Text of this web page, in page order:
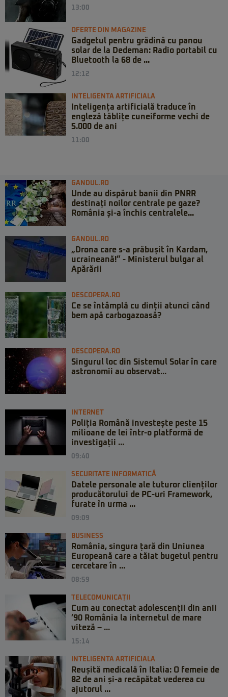
13:00
OFERTE DIN MAGAZINE
Gadgetul pentru grădină cu panou
solar de la Dedeman: Radio portabil cu
Bluetooth la 68 de ...
12:12
INTELIGENTA ARTIFICIALA
Inteligența artificială traduce în
engleză tăblițe cuneiforme vechi de
5.000 de ani
11:00
GANDUL.RO
Unde au dispărut banii din PNRR
destinați noilor centrale pe gaze?
România și-a închis centralele...
GANDUL.RO
„Drona care s-a prăbușit în Kardam,
ucraineană!” - Ministerul bulgar al
Apărării
DESCOPERA.RO
Ce se întâmplă cu dinții atunci când
bem apă carbogazoasă?
DESCOPERA.RO
Singurul loc din Sistemul Solar în care
astronomii au observat...
INTERNET
Poliția Română investește peste 15
milioane de lei într-o platformă de
investigații ...
09:40
SECURITATE INFORMATICĂ
Datele personale ale tuturor clienților
producătorului de PC-uri Framework,
furate în urma ...
09:09
BUSINESS
România, singura țară din Uniunea
Europeană care a tăiat bugetul pentru
cercetare în ...
08:59
TELECOMUNICAȚII
Cum au conectat adolescenții din anii
’90 România la internetul de mare
viteză – ...
15:14
INTELIGENTA ARTIFICIALA
Reușită medicală în Italia: O femeie de
82 de ani și-a recăpătat vederea cu
ajutorul ...